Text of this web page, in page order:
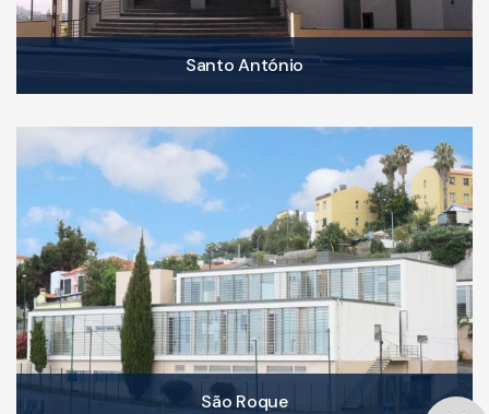
Santo António
São Roque